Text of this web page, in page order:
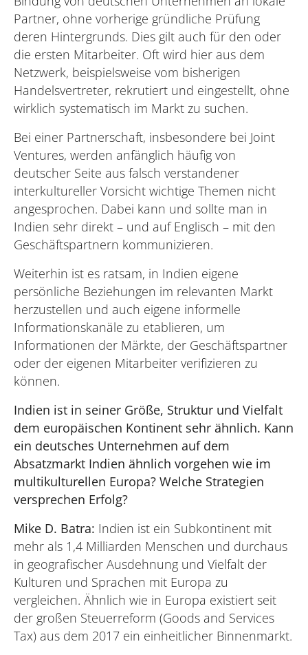
Partner, ohne vorherige gründliche Prüfung
deren Hintergrunds. Dies gilt auch für den oder
die ersten Mitarbeiter. Oft wird hier aus dem
Netzwerk, beispielsweise vom bisherigen
Handelsvertreter, rekrutiert und eingestellt, ohne
wirklich systematisch im Markt zu suchen.
Bei einer Partnerschaft, insbesondere bei Joint
Ventures, werden anfänglich häufig von
deutscher Seite aus falsch verstandener
interkultureller Vorsicht wichtige Themen nicht
angesprochen. Dabei kann und sollte man in
Indien sehr direkt – und auf Englisch – mit den
Geschäftspartnern kommunizieren.
Weiterhin ist es ratsam, in Indien eigene
persönliche Beziehungen im relevanten Markt
herzustellen und auch eigene informelle
Informationskanäle zu etablieren, um
Informationen der Märkte, der Geschäftspartner
oder der eigenen Mitarbeiter verifizieren zu
können.
Indien ist in seiner Größe, Struktur und Vielfalt
dem europäischen Kontinent sehr ähnlich. Kann
ein deutsches Unternehmen auf dem
Absatzmarkt Indien ähnlich vorgehen wie im
multikulturellen Europa? Welche Strategien
versprechen Erfolg?
Mike D. Batra: Indien ist ein Subkontinent mit
mehr als 1,4 Milliarden Menschen und durchaus
in geografischer Ausdehnung und Vielfalt der
Kulturen und Sprachen mit Europa zu
vergleichen. Ähnlich wie in Europa existiert seit
der großen Steuerreform (Goods and Services
Tax) aus dem 2017 ein einheitlicher Binnenmarkt.